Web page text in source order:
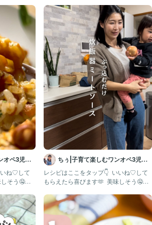
) 大さじ1
〜3cm
じ2
じ1
1〜2
じ1
まみ
オペ3児マ
ちぅ|子育て楽しむワンオペ3児マ
マ
レシピはここをタップ👇 ⁡ いいね♡して
もらえたら喜びます🫶 ⁡ 美味しそう🤤作